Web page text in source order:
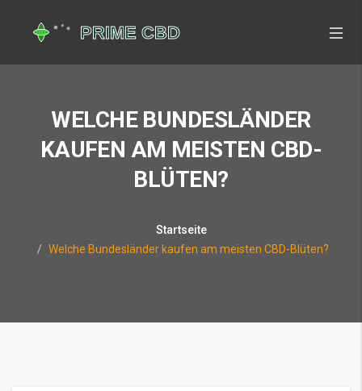
WELCHE BUNDESLÄNDER
KAUFEN AM MEISTEN CBD-
BLÜTEN?
Startseite
Welche Bundesländer kaufen am meisten CBD-Blüten?